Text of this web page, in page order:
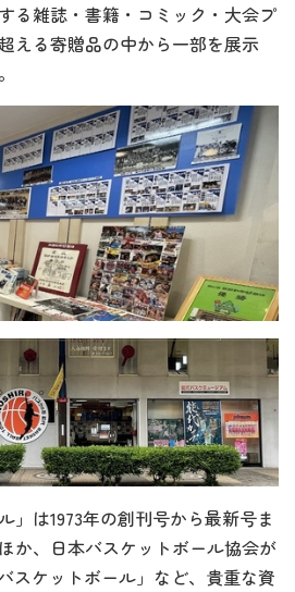
る雑誌・書籍・コミック・大会プ
える寄贈品の中から一部を展示
」は1973年の創刊号から最新号ま
か、日本バスケットボール協会が
スケットボール」など、貴重な資